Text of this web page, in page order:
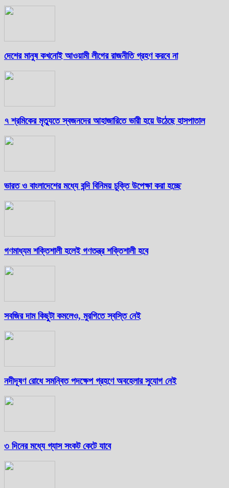
দেশের মানুষ কখনোই আওয়ামী লীগের রাজনীতি গ্রহণ করবে না
৭ শ্রমিকের মৃত্যুতে স্বজনদের আহাজারিতে ভারী হয়ে উঠেছে হাসপাতাল
ভারত ও বাংলাদেশের মধ্যে বন্দি বিনিময় চুক্তি উপেক্ষা করা হচ্ছে
গণমাধ্যম শক্তিশালী হলেই গণতন্ত্র শক্তিশালী হবে
সবজির দাম কিছুটা কমলেও, মুরগিতে স্বস্তি নেই
নদীদূষণ রোধে সমন্বিত পদক্ষেপ গ্রহণে অবহেলার সুযোগ নেই
৩ দিনের মধ্যে গ্যাস সংকট কেটে যাবে